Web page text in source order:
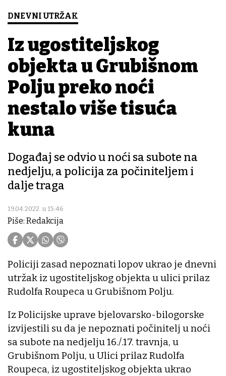
DNEVNI UTRŽAK
Iz ugostiteljskog
objekta u Grubišnom
Polju preko noći
nestalo više tisuća
kuna
Događaj se odvio u noći sa subote na
nedjelju, a policija za počiniteljem i
dalje traga
19.04.2022. u 15:46
Piše: Redakcija
Policiji zasad nepoznati lopov ukrao je dnevni
utržak iz ugostiteljskog objekta u ulici prilaz
Rudolfa Roupeca u Grubišnom Polju.
Iz Policijske uprave bjelovarsko-bilogorske
izvijestili su da je nepoznati počinitelj u noći
sa subote na nedjelju 16./.17. travnja, u
Grubišnom Polju, u Ulici prilaz Rudolfa
Roupeca, iz ugostiteljskog objekta ukrao